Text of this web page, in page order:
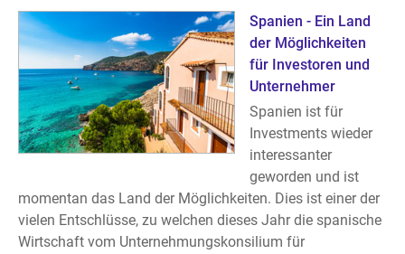
Spanien - Ein Land
der Möglichkeiten
für Investoren und
Unternehmer
Spanien ist für
Investments wieder
interessanter
geworden und ist
momentan das Land der Möglichkeiten. Dies ist einer der
vielen Entschlüsse, zu welchen dieses Jahr die spanische
Wirtschaft vom Unternehmungskonsilium für